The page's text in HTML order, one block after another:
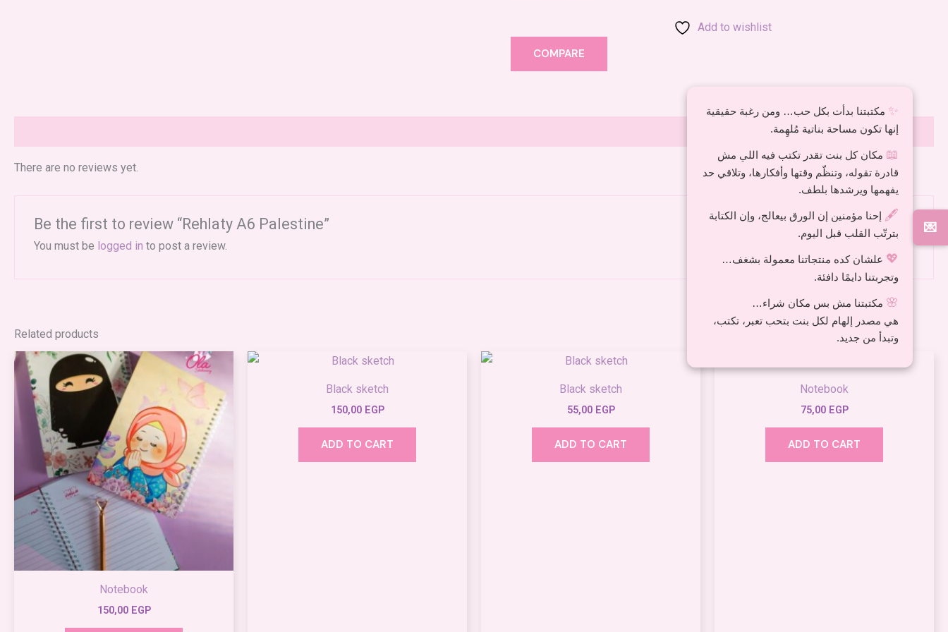
Add to wishlist
COMPARE
There are no reviews yet.
Be the first to review “Rehlaty A6 Palestine”
You must be logged in to post a review.
Related products
Notebook
150,00 EGP
Black sketch
150,00 EGP
ADD TO CART
Black sketch
55,00 EGP
ADD TO CART
Notebook
75,00 EGP
ADD TO CART
💌
✨ مكتبتنا بدأت بكل حب… ومن رغبة حقيقية
إنها تكون مساحة بناتية مُلهِمة.
📖 مكان كل بنت تقدر تكتب فيه اللي مش
قادرة تقوله، وتنظّم وقتها وأفكارها، وتلاقي حد
يفهمها ويرشدها بلطف.
🖋️ إحنا مؤمنين إن الورق بيعالج، وإن الكتابة
بترتّب القلب قبل اليوم.
💖 علشان كده منتجاتنا معمولة بشغف…
وتجربتنا دايمًا دافئة.
🌸 مكتبتنا مش بس مكان شراء…
هي مصدر إلهام لكل بنت بتحب تعبر، تكتب،
وتبدأ من جديد.